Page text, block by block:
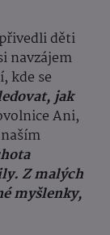
děti
navzájem
kde se
jak
Ani,
Z malých
myšlenky,